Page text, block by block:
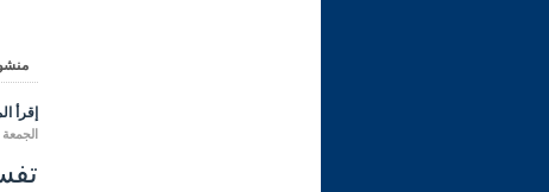
إقرأ
الجمعة 12 ربيع الثاني 1445 هـ الموافق لـ: 27 أكتوبر 2023 13:46